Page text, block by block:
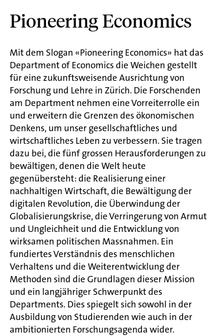
Pioneering Economics
Mit dem Slogan «Pioneering Economics» hat das
Department of Economics die Weichen gestellt
für eine zukunftsweisende Ausrichtung von
Forschung und Lehre in Zürich. Die Forschenden
am Department nehmen eine Vorreiterrolle ein
und erweitern die Grenzen des ökonomischen
Denkens, um unser gesellschaftliches und
wirtschaftliches Leben zu verbessern. Sie tragen
dazu bei, die fünf grossen Herausforderungen zu
bewältigen, denen die Welt heute
gegenübersteht: die Realisierung einer
nachhaltigen Wirtschaft, die Bewältigung der
digitalen Revolution, die Überwindung der
Globalisierungskrise, die Verringerung von Armut
und Ungleichheit und die Entwicklung von
wirksamen politischen Massnahmen. Ein
fundiertes Verständnis des menschlichen
Verhaltens und die Weiterentwicklung der
Methoden sind die Grundlagen dieser Mission
und ein langjähriger Schwerpunkt des
Departments. Dies spiegelt sich sowohl in der
Ausbildung von Studierenden wie auch in der
ambitionierten Forschungsagenda wider.